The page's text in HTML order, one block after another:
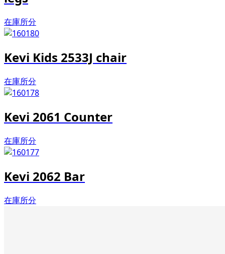
在庫所分
Kevi Kids 2533J chair
在庫所分
Kevi 2061 Counter
在庫所分
Kevi 2062 Bar
在庫所分